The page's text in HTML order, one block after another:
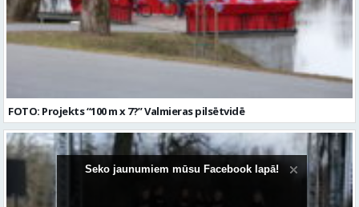
FOTO: Projekts “100 m x 7?” Valmieras pilsētvidē
Seko jaunumiem mūsu Facebook lapā!